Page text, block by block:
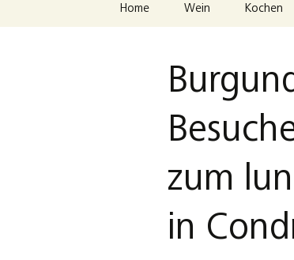
Home Wein Kochen
zum
in